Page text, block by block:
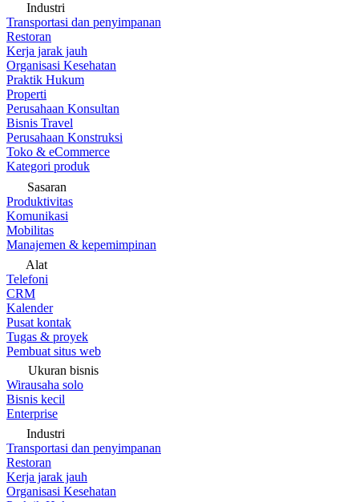
Industri
Transportasi dan penyimpanan
Restoran
Kerja jarak jauh
Organisasi Kesehatan
Praktik Hukum
Properti
Perusahaan Konsultan
Bisnis Travel
Perusahaan Konstruksi
Toko & eCommerce
Kategori produk
Sasaran
Produktivitas
Komunikasi
Mobilitas
Manajemen & kepemimpinan
Alat
Telefoni
CRM
Kalender
Pusat kontak
Tugas & proyek
Pembuat situs web
Ukuran bisnis
Wirausaha solo
Bisnis kecil
Enterprise
Industri
Transportasi dan penyimpanan
Restoran
Kerja jarak jauh
Organisasi Kesehatan